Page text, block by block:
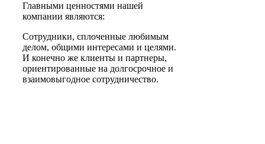
Главными ценностями нашей
компании являются:
Сотрудники, сплоченные любимым
делом, общими интересами и целями.
И конечно же клиенты и партнеры,
ориентированные на долгосрочное и
взаимовыгодное сотрудничество.